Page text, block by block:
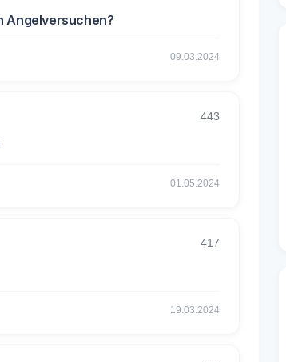
Angelversuchen?
09.03.2024
443
01.05.2024
417
19.03.2024